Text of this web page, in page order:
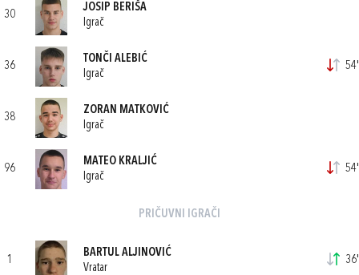
30
JOSIP BERIŠA
Igrač
36
TONČI ALEBIĆ
Igrač
54'
38
ZORAN MATKOVIĆ
Igrač
96
MATEO KRALJIĆ
Igrač
54'
PRIČUVNI IGRAČI
1
BARTUL ALJINOVIĆ
Vratar
36'